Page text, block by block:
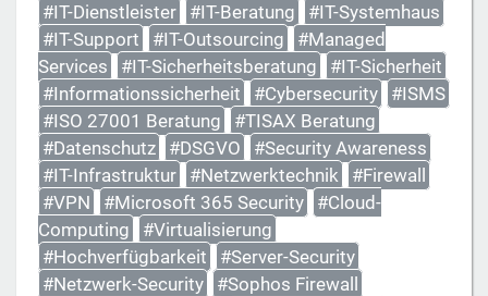
#IT-Dienstleister #IT-Beratung
#IT-Systemhaus
#IT-Support
#IT-Outsourcing
#Managed
Services
#IT-Sicherheitsberatung
#IT-Sicherheit
#Informationssicherheit
#Cybersecurity
#ISMS
#ISO 27001 Beratung
#TISAX Beratung
#Datenschutz
#DSGVO
#Security Awareness
#IT-Infrastruktur
#Netzwerktechnik
#Firewall
#VPN
#Microsoft 365 Security
#Cloud-
Computing
#Virtualisierung
#Hochverfügbarkeit
#Server-Security
#Netzwerk-Security
#Sophos Firewall